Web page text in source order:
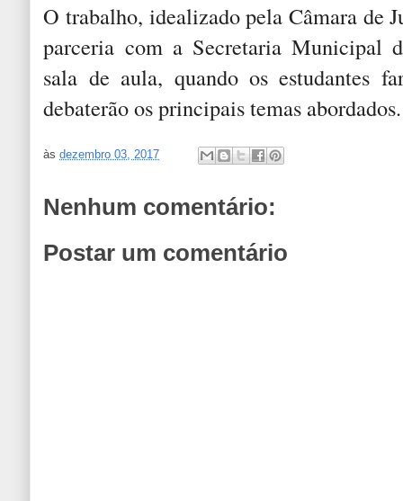
O trabalho, idealizado pela Câmara de
parceria com a Secretaria Municipal
sala de aula, quando os estudantes
debaterão os principais temas
àsdezembro 03, 2017
Nenhum comentário:
Postar um comentário